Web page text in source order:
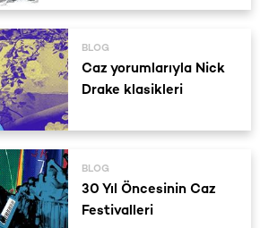
BLOG
Caz yorumlarıyla Nick
Drake klasikleri
BLOG
30 Yıl Öncesinin Caz
Festivalleri